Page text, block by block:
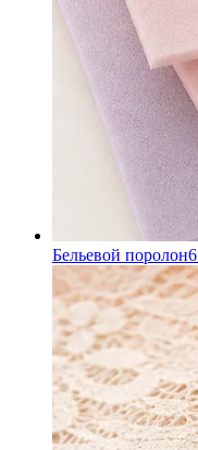
Бельевой поролон6